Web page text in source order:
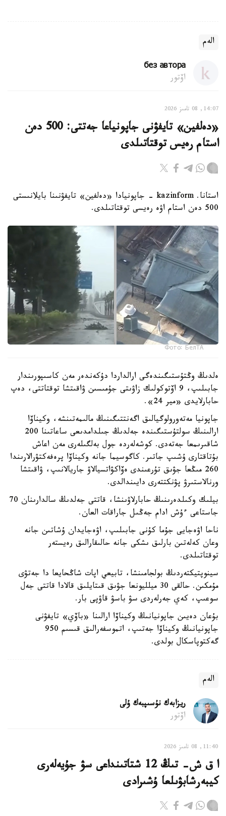
الەم
без автора
اۆتور
14:07, 08 تامىز 2026
«دەلفين» تايفۋنى جاپونياعا جەتتى: 500 دەن
استام رەيس توقتاتىلدى
استانا. kazinform - جاپونيادا «دەلفين» تايفۋنىنا بايلانىستى
500 دەن استام اۋە رەيسى توقتاتىلدى.
Фото: БелТА
ەلدىڭ وڭتۇستىگىندەگى ارالداردا دۇكەندەر مەن كاسىپورىندار
جابىلىپ، 9 اۆتوكولىك زاۋىتى جۇمىسىن ۋاقىتشا توقتاتتى، دەپ
حابارلايدى «مير 24».
جاپونيا مەتەورولوگيالىق اگەنتتىگىنىڭ مالىمەتىنشە، وكيناۆا
ارالىنىڭ سولتۇستىگىندە جەلدىڭ جىلدامدىعى ساعاتىنا 200
شاقىرىمعا جەتەدى. كوشەلەردە جول بەلگىلەرى مەن اعاش
بۇتاقتارى ۇشىپ جاتىر. كاگوسيما جانە وكيناۆا پرەفەكتۋرالارىندا
260 مىڭعا جۋىق تۇرعىندى ەۆاكۋاتسيالاۋ جاريالانىپ، ۋاقىتشا
ورنالاستىرۋ پۋنكتتەرى دايىندالدى.
بيلىك وكىلدەرىنىڭ حابارلاۋىنشا، قاتتى جەلدىڭ سالدارىنان 70
جاستاعى ءۇش ادام جەڭىل جاراقات العان.
ناحا اۋەجايى جۇما كۇنى جابىلىپ، اۋەجايدان ۇشاتىن جانە
وعان كەلەتىن بارلىق ىشكى جانە حالىقارالىق رەيستەر
توقتاتىلدى.
سينوپتيكتەردىڭ بولجامىنشا، تابيعي اپات شاڭحايعا دا جەتۋى
مۇمكىن. حالقى 30 ميلليونعا جۋىق قىتايلىق قالادا قاتتى جەل
سوعىپ، كەي جەرلەردى سۋ باسۋ قاۋپى بار.
بۇعان دەيىن جاپونيانىڭ وكيناۆا ارالىنا «باۆي» تايفۋنى
جاپونيانىڭ وكيناۆا جەتىپ، اتموسفەرالىق قىسىم 950
گەكتوپاسكال بولدى.
الەم
ريزابەك نۇسىپبەك ۇلى
اۆتور
11:40, 08 تامىز 2026
ا ق ش- تىڭ 12 شتاتىنداعى سۋ جۇيەلەرى
كيبەرشابۋىلعا ۇشىرادى